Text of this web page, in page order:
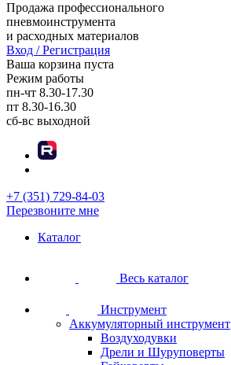
Продажа профессионального
пневмоинструмента
и расходных материалов
Вход / Регистрация
Ваша корзина пуста
Режим работы
пн-чт 8.30-17.30
пт 8.30-16.30
сб-вс выходной
+7 (351) 729-84-03
Перезвоните мне
Каталог
Весь каталог
Инструмент
Аккумуляторный инструмент
Воздуходувки
Дрели и Шуруповерты